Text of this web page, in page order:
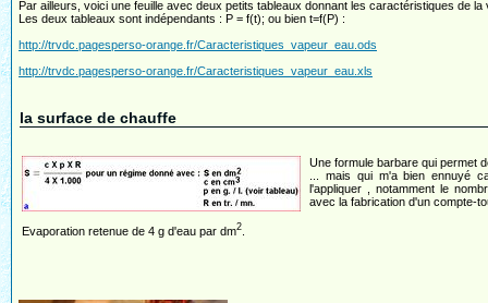
Par ailleurs, voici une feuille avec deux petits tableaux donnant les caractéristiques de la
Les deux tableaux sont indépendants : P = f(t); ou bien t=f(P) :
http://trvdc.pagesperso-orange.fr/Caracteristiques_vapeur_eau.ods
http://trvdc.pagesperso-orange.fr/Caracteristiques_vapeur_eau.xls
la surface de chauffe
Une formule barbare qui permet
... mais qui m'a bien ennuyé
l'appliquer , notamment le
avec la fabrication d'un compte-
Evaporation retenue de 4 g d'eau par dm2